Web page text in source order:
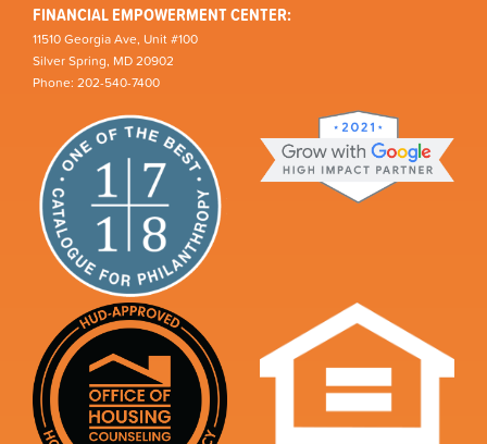
FINANCIAL EMPOWERMENT CENTER:
11510 Georgia Ave, Unit #100
Silver Spring, MD 20902
Phone: 202-540-7400